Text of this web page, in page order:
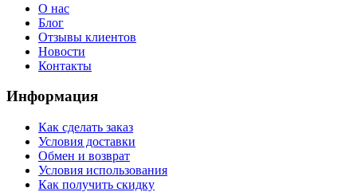
О нас
Блог
Отзывы клиентов
Новости
Контакты
Информация
Как сделать заказ
Условия доставки
Обмен и возврат
Условия использования
Как получить скидку